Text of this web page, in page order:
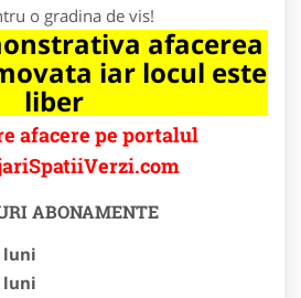
o gradina de vis!
afacerea
iar locul este
liber
afacere pe portalul
ABONAMENTE
luni
luni